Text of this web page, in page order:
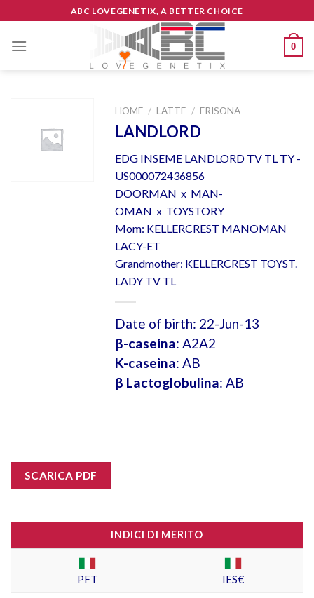
to
content
ABC LOVEGENETIX, A BETTER CHOICE
0
HOME / LATTE / FRISONA
LANDLORD
EDG INSEME LANDLORD TV TL TY -
US000072436856
DOORMAN x MAN-
OMAN x TOYSTORY
Mom: KELLERCREST MANOMAN
LACY-ET
Grandmother: KELLERCREST TOYST.
LADY TV TL
Date of birth: 22-Jun-13
β-caseina: A2A2
K-caseina: AB
β Lactoglobulina: AB
SCARICA PDF
INDICI DI MERITO
PFT IES€